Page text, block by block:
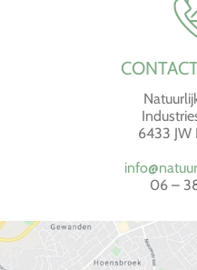
6433 JW
06 –